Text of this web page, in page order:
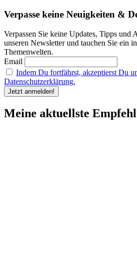
Verpasse keine Neuigkeiten &
Verpassen Sie keine Updates, Tipps und
unseren Newsletter und tauchen Sie ein
Themenwelten.
Email
Indem Du fortfährst, akzeptierst Du
Datenschutzerklärung.
Meine aktuellste